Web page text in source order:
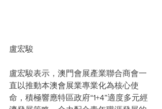
盧宏駿
盧宏駿表示，澳門會展產業聯合商會一
直以推動本澳會展業專業化為核心使
命，積極響應特區政府“1+4”適度多元經